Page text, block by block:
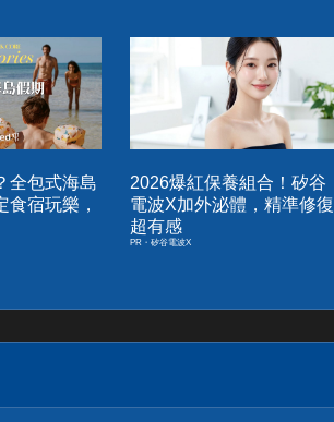
全包式海島
食宿玩樂，
2026爆紅保養組合！矽谷
電波X加外泌體，精準修復
超有感
PR・矽谷電波X